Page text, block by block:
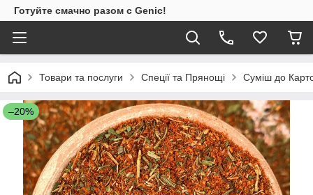
Готуйте смачно разом с Genic!
Товари та послуги Спеції та Прянощі Суміш до
–20%